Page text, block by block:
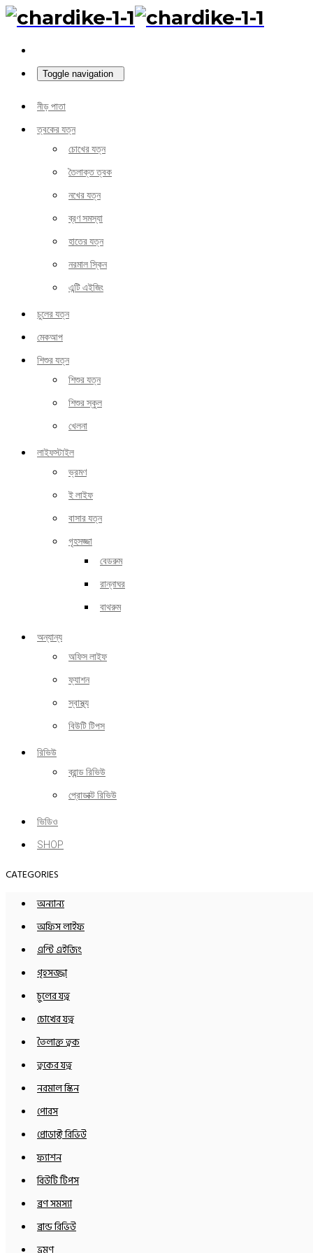
Toggle navigation
নীড় পাতা
ত্বকের যত্ন
চোখের যত্ন
তৈলাক্ত ত্বক
নখের যত্ন
ব্রণ সমস্যা
হাতের যত্ন
নরমাল স্কিন
এন্টি এইজিং
চুলের যত্ন
মেকআপ
শিশুর যত্ন
শিশুর যত্ন
শিশুর স্কুল
খেলনা
লাইফস্টাইল
ভ্রমণ
ই লাইফ
বাসার যত্ন
গৃহসজ্জা
বেডরুম
রান্নাঘর
বাথরুম
অন্যান্য
অফিস লাইফ
ফ্যাশন
স্বাস্থ্য
বিউটি টিপস
রিভিউ
ব্রান্ড রিভিউ
প্রোডাক্ট রিভিউ
ভিডিও
SHOP
CATEGORIES
অন্যান্য
অফিস লাইফ
এন্টি এইজিং
গৃহসজ্জা
চুলের যত্ন
চোখের যত্ন
তৈলাক্ত ত্বক
ত্বকের যত্ন
নরমাল স্কিন
পোরস
প্রোডাক্ট রিভিউ
ফ্যাশন
বিউটি টিপস
ব্রণ সমস্যা
ব্রান্ড রিভিউ